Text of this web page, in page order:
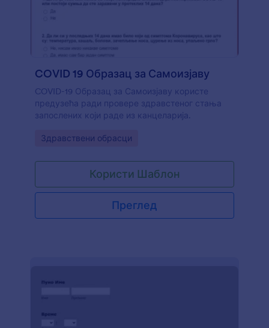
COVID 19 Образац за Самоизјаву
COVID-19 Образац за Самоизјаву користе
предузећа ради провере здравстеног стања
запослених који раде из канцеларија.
Go to Category:
Здравствени обрасци
Користи Шаблон
Преглед